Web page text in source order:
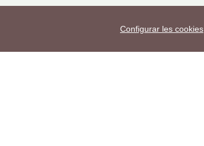
Configurar les cookies